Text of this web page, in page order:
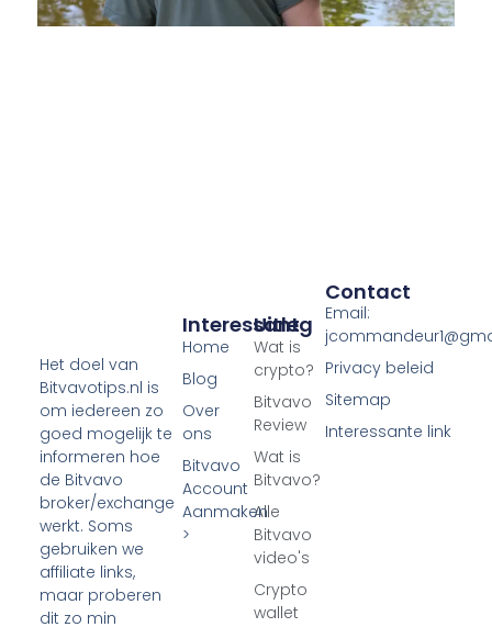
Het doel van
Bitvavotips.nl is
om iedereen zo
goed mogelijk te
informeren hoe
de Bitvavo
broker/exchange
werkt. Soms
gebruiken we
affiliate links,
maar proberen
dit zo min
Uitleg
Wat is
crypto?
Bitvavo
Review
Wat is
Bitvavo?
Alle
Bitvavo
video's
Crypto
wallet
Interessant
Home
Blog
Over
ons
Bitvavo
Account
Aanmaken
>
Contact
Email:
Privacy beleid
Sitemap
Interessante link